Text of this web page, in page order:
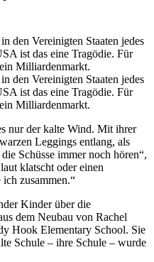
den Vereinigten Staaten jedes
ist das eine Tragödie. Für
Milliardenmarkt.
den Vereinigten Staaten jedes
ist das eine Tragödie. Für
Milliardenmarkt.
nur der kalte Wind. Mit ihrer
Leggings entlang, als
Schüsse immer noch hören“,
klatscht oder einen
zusammen.“
Kinder über die
dem Neubau von Rachel
Hook Elementary School. Sie
Schule – ihre Schule – wurde